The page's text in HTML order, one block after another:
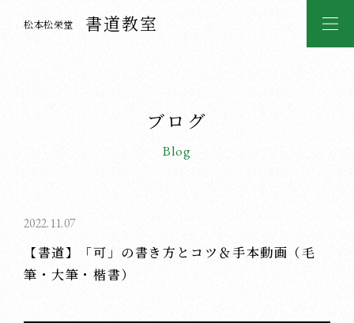
松本松栄堂 書道教室
ブログ
Blog
2022.11.07
【書道】「可」の書き方とコツ＆手本動画（毛
筆・大筆・楷書）